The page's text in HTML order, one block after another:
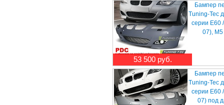
53 500 руб.
Бампер
Tuning-Tec
серии E60
07),
Бампер
Tuning-Tec
серии E60
07) под